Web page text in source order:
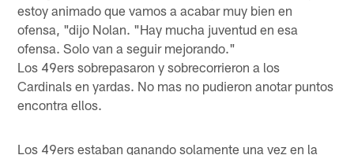
estoy animado que vamos a acabar muy bien en
ofensa, "dijo Nolan. "Hay mucha juventud en esa
ofensa. Solo van a seguir mejorando."
Los 49ers sobrepasaron y sobrecorrieron a los
Cardinals en yardas. No mas no pudieron anotar puntos
encontra ellos.
Los 49ers estaban ganando solamente una vez en la